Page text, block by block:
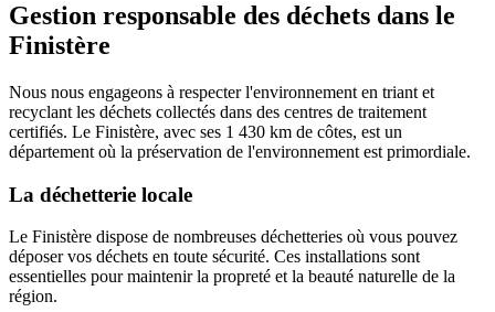
Gestion responsable des déchets dans le
Finistère
Nous nous engageons à respecter l'environnement en triant et
recyclant les déchets collectés dans des centres de traitement
certifiés. Le Finistère, avec ses 1 430 km de côtes, est un
département où la préservation de l'environnement est primordiale.
La déchetterie locale
Le Finistère dispose de nombreuses déchetteries où vous pouvez
déposer vos déchets en toute sécurité. Ces installations sont
essentielles pour maintenir la propreté et la beauté naturelle de la
région.